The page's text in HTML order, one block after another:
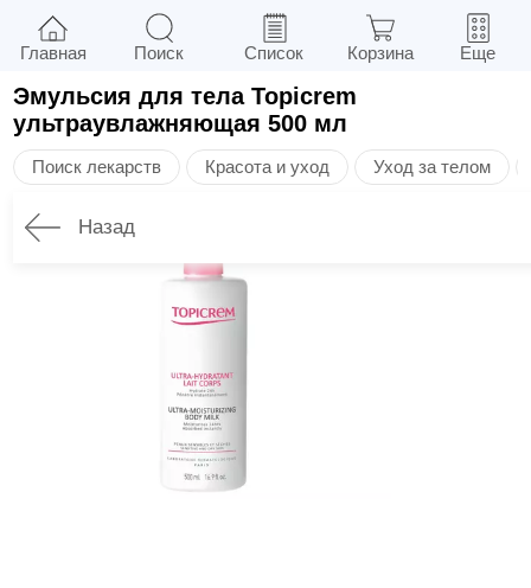
Эмульсия для тела Topicrem
ультраувлажняющая 500 мл
Поиск лекарств Красота и уход Уход за телом
Назад
Главная Поиск Список Корзина Еще